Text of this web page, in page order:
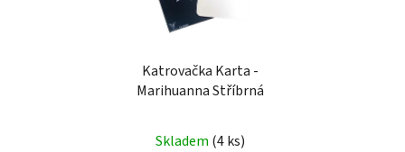
Katrovačka Karta -
Marihuanna Stříbrná
Skladem (4 ks)